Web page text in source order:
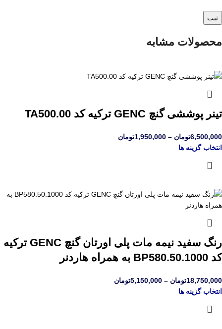
محصولات مشابه
تینر پوششی گنچ GENC ترکیه کد TA500.00
6,500,000تومان –
1,950,000تومان
انتخاب گزینه ها
رنگ سفید نیمه مات پلی اورتان گنچ GENC ترکیه
کد BP580.50.1000 به همراه هاردنر
18,750,000تومان –
5,150,000تومان
انتخاب گزینه ها